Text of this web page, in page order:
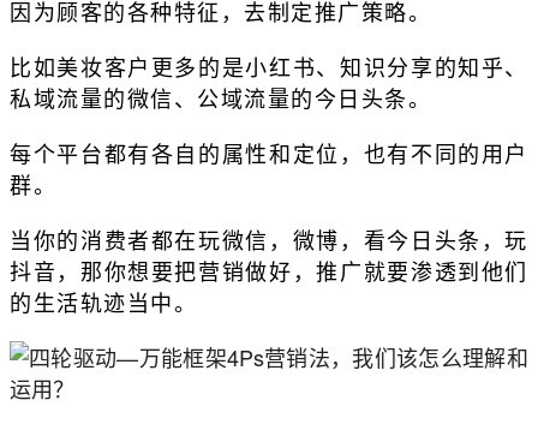
因为顾客的各种特征，去制定推广策略。
比如美妆客户更多的是小红书、知识分享的知乎、
私域流量的微信、公域流量的今日头条。
每个平台都有各自的属性和定位，也有不同的用户
群。
当你的消费者都在玩微信，微博，看今日头条，玩
抖音，那你想要把营销做好，推广就要渗透到他们
的生活轨迹当中。